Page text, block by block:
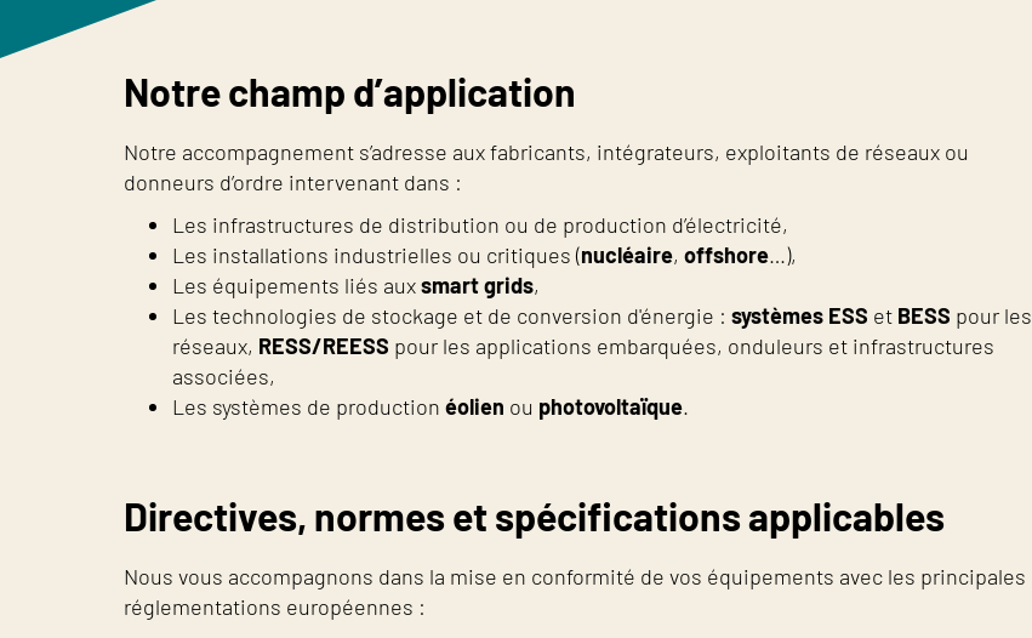
Notre champ d’application
Notre accompagnement s’adresse aux fabricants, intégrateurs, exploitants de réseaux ou
donneurs d’ordre intervenant dans :
Les infrastructures de distribution ou de production d’électricité,
Les installations industrielles ou critiques (nucléaire, offshore…),
Les équipements liés auxsmart grids,
Les technologies de stockage et de conversion d'énergie : systèmes ESS et BESS pour les
réseaux, RESS/REESS pour les applications embarquées, onduleurs et infrastructures
associées,
Les systèmes de production éolien ou photovoltaïque.
Directives, normes et spécifications applicables
Nous vous accompagnons dans la mise en conformité de vos équipements avec les principales
réglementations européennes :